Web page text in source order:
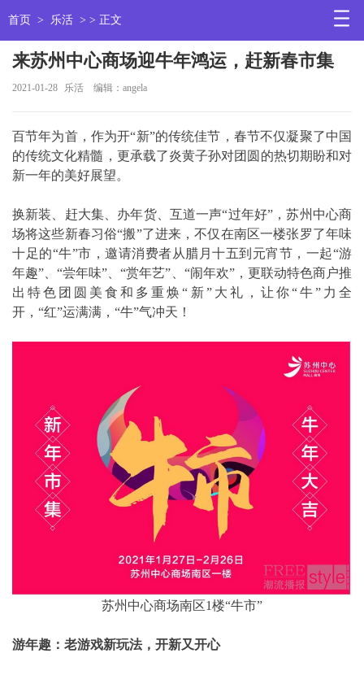
首页 > 乐活 > > 正文
来苏州中心商场迎牛年鸿运，赶新春市集
2021-01-28 乐活 编辑：angela
百节年为首，作为开“新”的传统佳节，春节不仅凝聚了中国
的传统文化精髓，更承载了炎黄子孙对团圆的热切期盼和对
新一年的美好展望。
换新装、赶大集、办年货、互道一声“过年好”，苏州中心商
场将这些新春习俗“搬”了进来，不仅在南区一楼张罗了年味
十足的“牛”市，邀请消费者从腊月十五到元宵节，一起“游
年趣”、“尝年味”、“赏年艺”、“闹年欢”，更联动特色商户推
出特色团圆美食和多重焕“新”大礼，让你“牛”力全
开，“红”运满满，“牛”气冲天！
苏州中心商场南区1楼“牛市”
游年趣：老游戏新玩法，开新又开心